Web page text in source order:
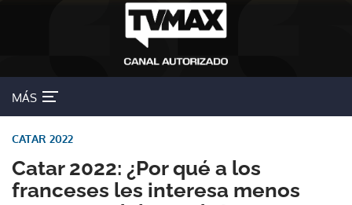
MÁS
Catar 2022: ¿Por qué a los
franceses les interesa menos
CATAR 2022